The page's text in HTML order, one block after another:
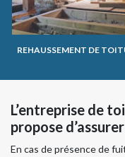
REHAUSSEMENT DE
L’entreprise de
propose
En cas de présence de